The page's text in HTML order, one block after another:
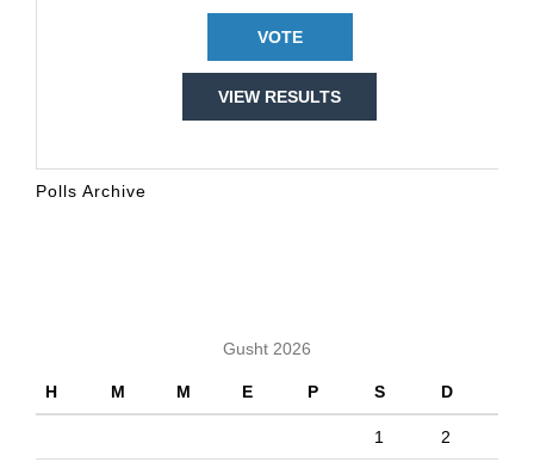
VIEW RESULTS
Polls Archive
Gusht 2026
H M M E P S D
1 2